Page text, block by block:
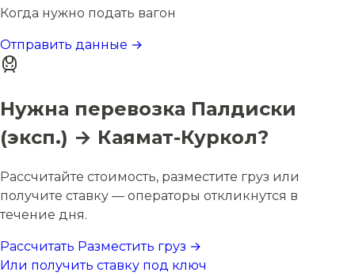
Когда нужно подать вагон
Отправить данные →
Нужна перевозка Палдиски
(эксп.) → Каямат-Куркол?
Рассчитайте стоимость, разместите груз или
получите ставку — операторы откликнутся в
течение дня.
Рассчитать Разместить груз →
Или получить ставку под ключ